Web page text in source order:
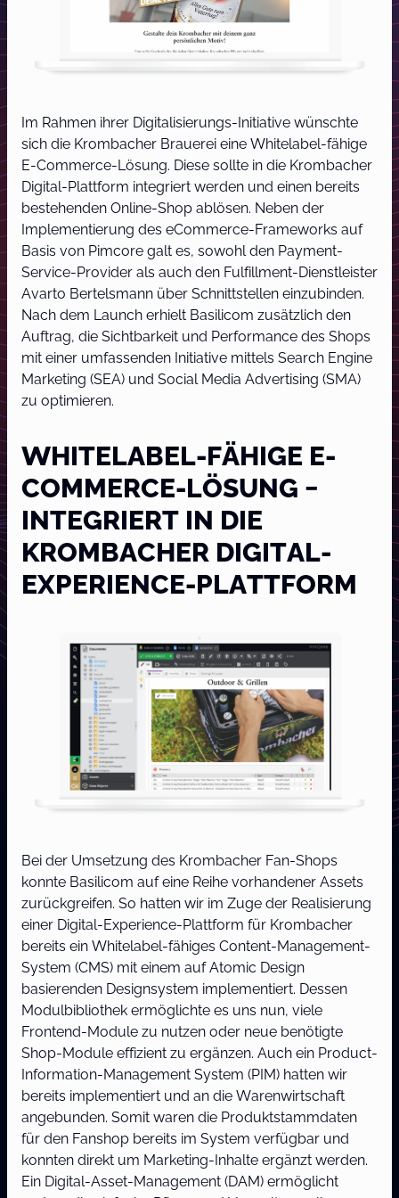
Im Rahmen ihrer Digitalisierungs-Initiative wünschte
sich die Krombacher Brauerei eine Whitelabel-fähige
E-Commerce-Lösung. Diese sollte in die Krombacher
Digital-Plattform integriert werden und einen bereits
bestehenden Online-Shop ablösen. Neben der
Implementierung des eCommerce-Frameworks auf
Basis von Pimcore galt es, sowohl den Payment-
Service-Provider als auch den Fulfillment-Dienstleister
Avarto Bertelsmann über Schnittstellen einzubinden.
Nach dem Launch erhielt Basilicom zusätzlich den
Auftrag, die Sichtbarkeit und Performance des Shops
mit einer umfassenden Initiative mittels Search Engine
Marketing (SEA) und Social Media Advertising (SMA)
zu optimieren.
WHITELABEL-FÄHIGE E-
COMMERCE-LÖSUNG −
INTEGRIERT IN DIE
KROMBACHER DIGITAL-
EXPERIENCE-PLATTFORM
Bei der Umsetzung des Krombacher Fan-Shops
konnte Basilicom auf eine Reihe vorhandener Assets
zurückgreifen. So hatten wir im Zuge der Realisierung
einer Digital-Experience-Plattform für Krombacher
bereits ein Whitelabel-fähiges Content-Management-
System (CMS) mit einem auf Atomic Design
basierenden Designsystem implementiert. Dessen
Modulbibliothek ermöglichte es uns nun, viele
Frontend-Module zu nutzen oder neue benötigte
Shop-Module effizient zu ergänzen. Auch ein Product-
Information-Management System (PIM) hatten wir
bereits implementiert und an die Warenwirtschaft
angebunden. Somit waren die Produktstammdaten
für den Fanshop bereits im System verfügbar und
konnten direkt um Marketing-Inhalte ergänzt werden.
Ein Digital-Asset-Management (DAM) ermöglicht